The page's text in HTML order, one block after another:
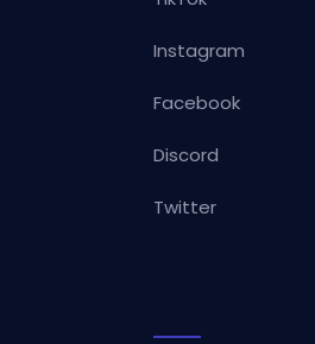
Instagram
Facebook
Discord
Twitter